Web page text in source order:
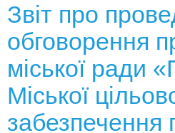
Звіт про
обговорення
міської ради
Міської
забезпечення